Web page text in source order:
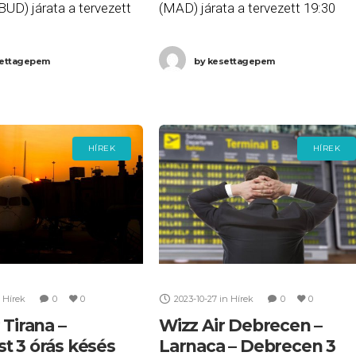
járata a tervezett
re érkezett meg
(MAD) járata a tervezett 19:30
késéssel, 22:41-re érkezett meg
bykesettagepem
HÍREK
Hírek 0 0
–
3 órás késés
HÍREK
2023-10-27 in Hírek 0 0
Wizz Air Debrecen –
Larnaca – Debrecen 3